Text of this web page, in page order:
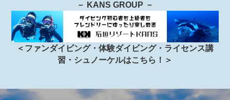
－ KANS GROUP －
＜ファンダイビング・体験ダイビング・ライセンス講
習・シュノーケルはこちら！＞